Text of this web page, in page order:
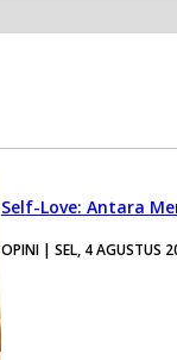
Self-Love: Antara
OPINI | SEL, 4 AGUSTUS